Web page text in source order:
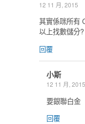
12 11 月, 2015
其實係咪所有
以上找數儲分?
回覆
小斯
12 11 月, 2015
要銀聯白金
回覆